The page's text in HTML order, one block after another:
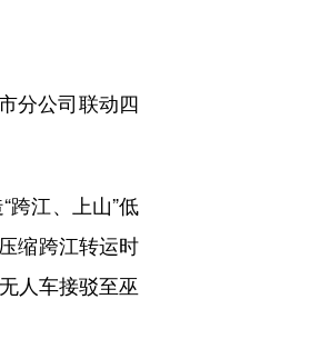
分公司联动四
江、上山”低
缩跨江转运时
人车接驳至巫